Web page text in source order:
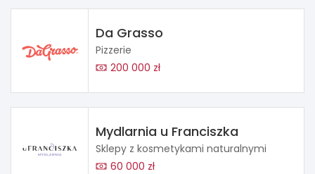
Da Grasso
Pizzerie
200 000 zł
Mydlarnia u Franciszka
Sklepy z kosmetykami naturalnymi
60 000 zł